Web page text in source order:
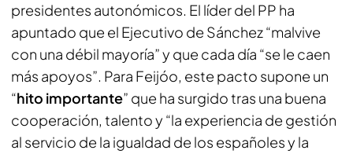
presidentes autonómicos. El líder del PP ha
apuntado que el Ejecutivo de Sánchez “malvive
con una débil mayoría” y que cada día “se le caen
más apoyos”. Para Feijóo, este pacto supone un
“hito importante” que ha surgido tras una buena
cooperación, talento y “la experiencia de gestión
al servicio de la igualdad de los españoles y la